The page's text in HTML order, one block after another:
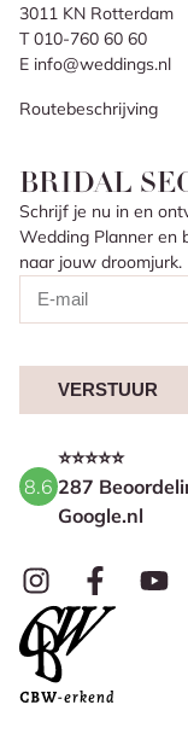
3011 KN Rotterdam
T 010-760 60 60
E info@weddings.nl
Routebeschrijving
BRIDAL
Schrijf je nu in en
Wedding Planner en
naar jouw droomjurk.
VERSTUUR
8.6
⭐⭐⭐⭐⭐
287
Google.nl